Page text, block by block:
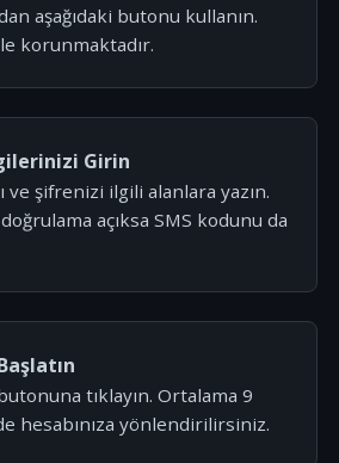
aşağıdaki butonu kullanın.
korunmaktadır.
Girin
ve şifrenizi ilgili alanlara yazın.
açıksa SMS kodunu da
tıklayın. Ortalama 9
hesabınıza yönlendirilirsiniz.